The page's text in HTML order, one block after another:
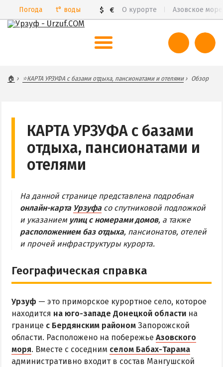
Погода t° воды $ € О курорте Азовское море
Цены 2026
Карта
БАБАХ-ТАРАМА
БЕЛОСАРАЙСКАЯ КОСА
МЕЛЕКИНО
ЮРЬЕВКА
ЧАСТНЫЙ СЕКТОР
РАЗВЛЕЧЕНИЯ
Рыбалка
ДОСТОПРИМЕЧАТЕЛЬНОСТИ
🏠 ⭐КАРТА УРЗУФА с базами отдыха, пансионатами и отелями Обзор
КАРТА УРЗУФА с базами
отдыха, пансионатами и
отелями
На данной странице представлена подробная
онлайн-карта Урзуфа со спутниковой подложкой
и указанием улиц с номерами домов, а также
расположением баз отдыха, пансионатов, отелей
и прочей инфраструктуры курорта.
Географическая справка
Урзуф — это приморское курортное село, которое
находится на юго-западе Донецкой области на
границе с Бердянским районом Запорожской
области. Расположено на побережье Азовского
моря. Вместе с соседним селом Бабах-Тарама
административно входит в состав Мангушской